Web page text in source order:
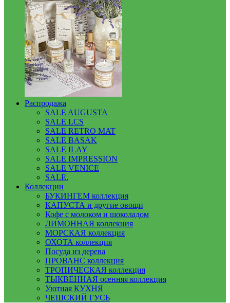
Распродажа
SALE AUGUSTA
SALE LCS
SALE RETRO MAT
SALE BASAK
SALE ILAY
SALE IMPRESSION
SALE VENICE
SALE.
Коллекции
БУКИНГЕМ коллекция
КАПУСТА и другие овощи
Кофе с молоком и шоколадом
ЛИМОННАЯ коллекция
МОРСКАЯ коллекция
ОХОТА коллекция
Посуда из дерева
ПРОВАНС коллекция
ТРОПИЧЕСКАЯ коллекция
ТЫКВЕННАЯ осенняя коллекция
Уютная КУХНЯ
ЧЕШСКИЙ ГУСЬ